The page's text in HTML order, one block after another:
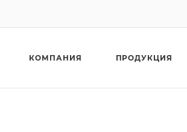
КОМПАНИЯ ПРОДУКЦИЯ